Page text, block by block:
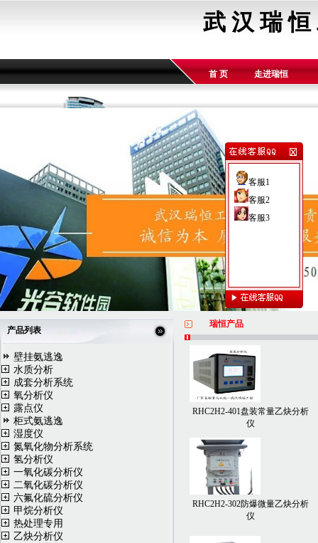
武 汉 瑞 恒
首 页 走进瑞恒
产品列表
壁挂氨逃逸
水质分析
成套分析系统
氧分析仪
露点仪
柜式氨逃逸
湿度仪
氮氧化物分析系统
氢分析仪
一氧化碳分析仪
二氧化碳分析仪
六氟化硫分析仪
甲烷分析仪
热处理专用
乙炔分析仪
瑞恒产品
RHC2H2-401盘装常量乙炔分析
仪
RHC2H2-302防爆微量乙炔分析
仪